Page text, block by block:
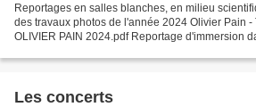
Reportages en salles blanches, en milieu
des travaux photos de l'année 2024 Olivier Pain - Tarif des travaux photo
OLIVIER PAIN 2024.pdf Reportage d'immersion
Les concerts